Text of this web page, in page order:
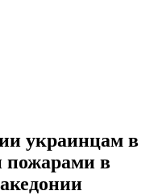
украинцам в
пожарами в